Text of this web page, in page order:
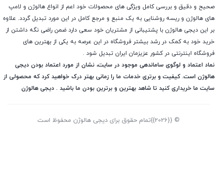
صحیح و دقیق و بررسی کامل ویژگی های محصولات خود اعم از انواع هالوژن و لامپ
های هالوژن و ریسه روشنایی به یک منبع و مرجع کامل در این مورد تبدیل گردد. علاوه
بر این دیجی هالوژن با پشتیبانی از مشتریان خود سعی دارد ضمن راضی نگه داشتن از
خرید خود به کمک در رشد بیشتر فروشگاه در این عرصه به یکی از بهترین های
فروشگاه اینترنتی در کشور عزیزمان ایران تبدیل شود .
نماد اعتماد و لوگوی ساماندهی موجود در سایت، نشان از مورد اعتماد بودن دیجی
هالوژن است. کیفیت و برتری خدمات ما را زمانی بهتر درک خواهید کرد که محصولی از
سایت ما خریداری کنید تا شاهد بهترین و برترین بودن ما باشید . دیجی هالوژن
© {{2026}}تمام حقوق برای دیجی هالوژن محفوظ است